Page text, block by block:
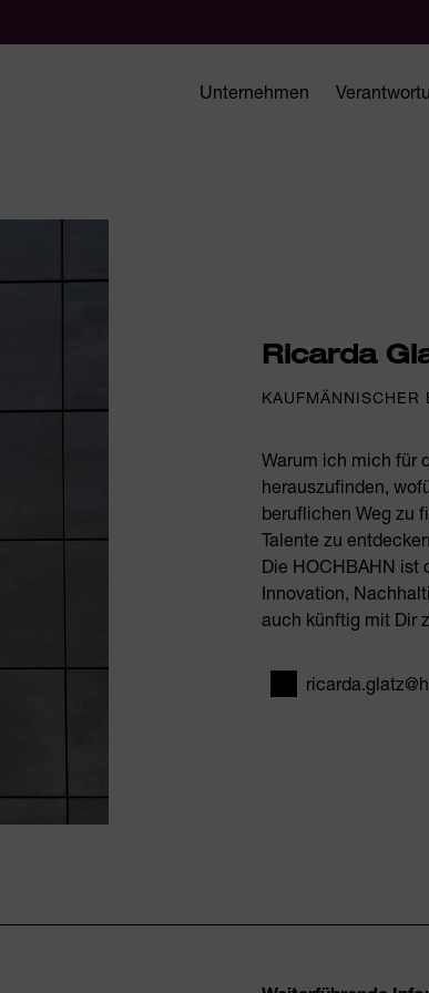
Unternehmen
Ricarda
KAUFMÄNNISCHER
Warum ich mich für
herauszufinden,
beruflichen Weg zu
Talente zu
Die HOCHBAHN ist
Innovation,
auch künftig mit Dir
E-